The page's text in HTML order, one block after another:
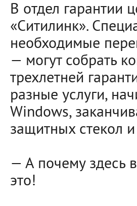
В отдел гарантии
«Ситилинк».
необходимые
— могут собрать
трехлетней
разные услуги,
Windows,
защитных стекол
— А почему здесь
это!